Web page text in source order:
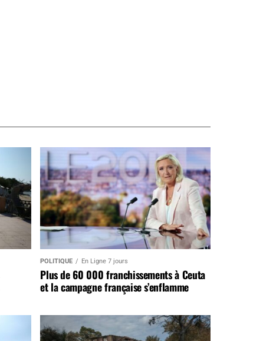
POLITIQUE En Ligne 7 jours
Plus de 60 000 franchissements à Ceuta
et la campagne française s’enflamme